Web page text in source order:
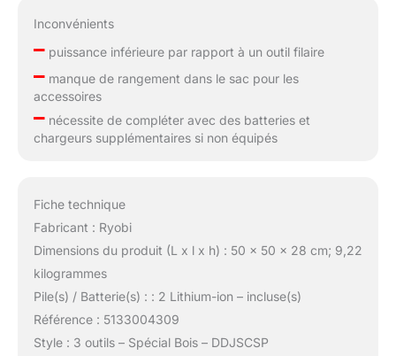
Inconvénients
–puissance inférieure par rapport à un outil filaire
–manque de rangement dans le sac pour les
accessoires
–nécessite de compléter avec des batteries et
chargeurs supplémentaires si non équipés
Fiche technique
Fabricant : Ryobi
Dimensions du produit (L x l x h) : 50 x 50 x 28 cm; 9,22
kilogrammes
Pile(s) / Batterie(s) : : 2 Lithium-ion – incluse(s)
Référence : 5133004309
Style : 3 outils – Spécial Bois – DDJSCSP